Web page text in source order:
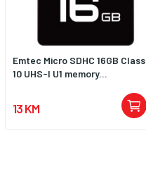
Emtec Micro SDHC 16GB Class
10 UHS-I U1 memory...
13 KM